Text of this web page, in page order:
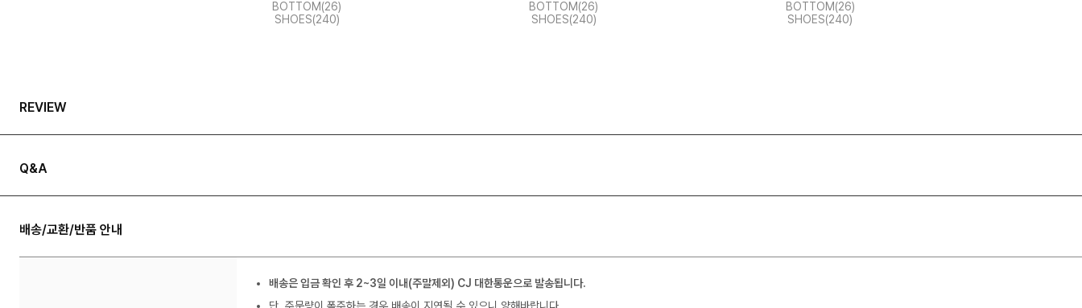
BOTTOM(26)
SHOES(240)
BOTTOM(26)
SHOES(240)
BOTTOM(26)
SHOES(240)
REVIEW
Q&A
배송/교환/반품 안내
배송은 입금 확인 후 2~3일 이내(주말제외) CJ 대한통운으로 발송됩니다.